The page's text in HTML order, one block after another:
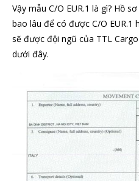
Vậy mẫu C/O EUR.1 là gì? Hồ
bao lâu để có được C/O EUR.1
sẽ được đội ngũ của TTL
dưới đây.